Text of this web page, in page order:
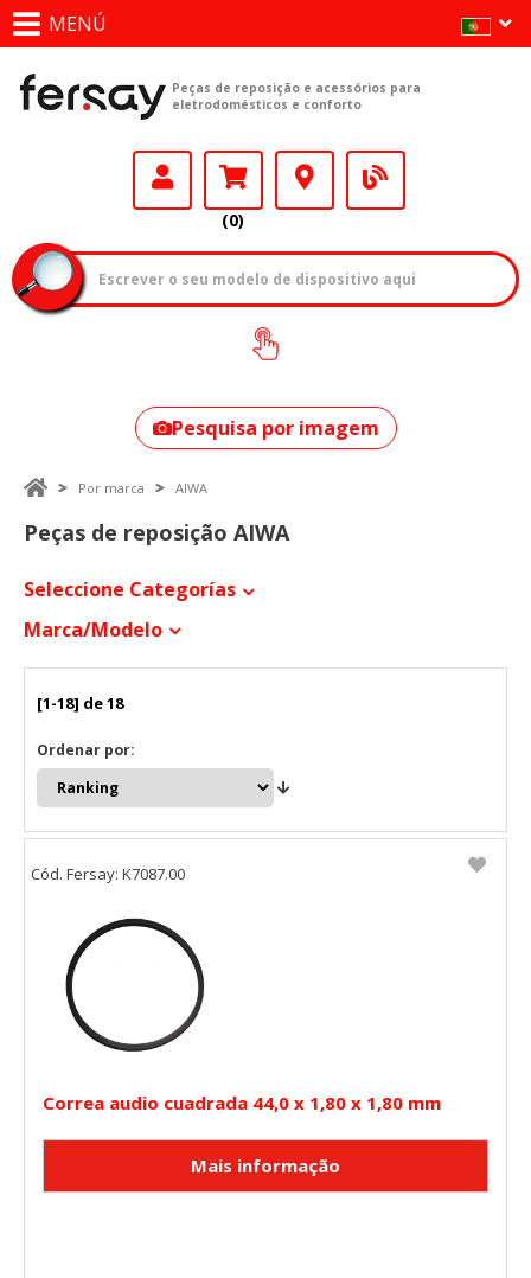
MENÚ
Peças de reposição e acessórios para
eletrodomésticos e conforto
(0)
Como encontrar
o seu modelo?
Pesquisa por imagem
Por marca AIWA
Peças de reposição AIWA
Seleccione Categorías
Marca/modelo
[1-18] de 18
Ordenar por:
Correa audio cuadrada 44,0 x 1,80 x 1,80 mm
Cód. Fersay: K7087.00